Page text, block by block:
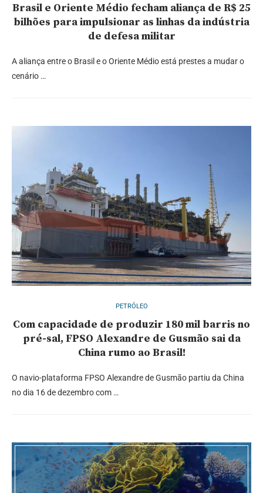
Brasil e Oriente Médio fecham aliança de R$ 25
bilhões para impulsionar as linhas da indústria
de defesa militar
A aliança entre o Brasil e o Oriente Médio está prestes a mudar o
cenário …
PETRÓLEO
Com capacidade de produzir 180 mil barris no
pré-sal, FPSO Alexandre de Gusmão sai da
China rumo ao Brasil!
O navio-plataforma FPSO Alexandre de Gusmão partiu da China
no dia 16 de dezembro com …